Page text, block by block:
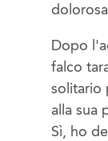
Dopo
falco
solitario
alla sua
Sì, ho